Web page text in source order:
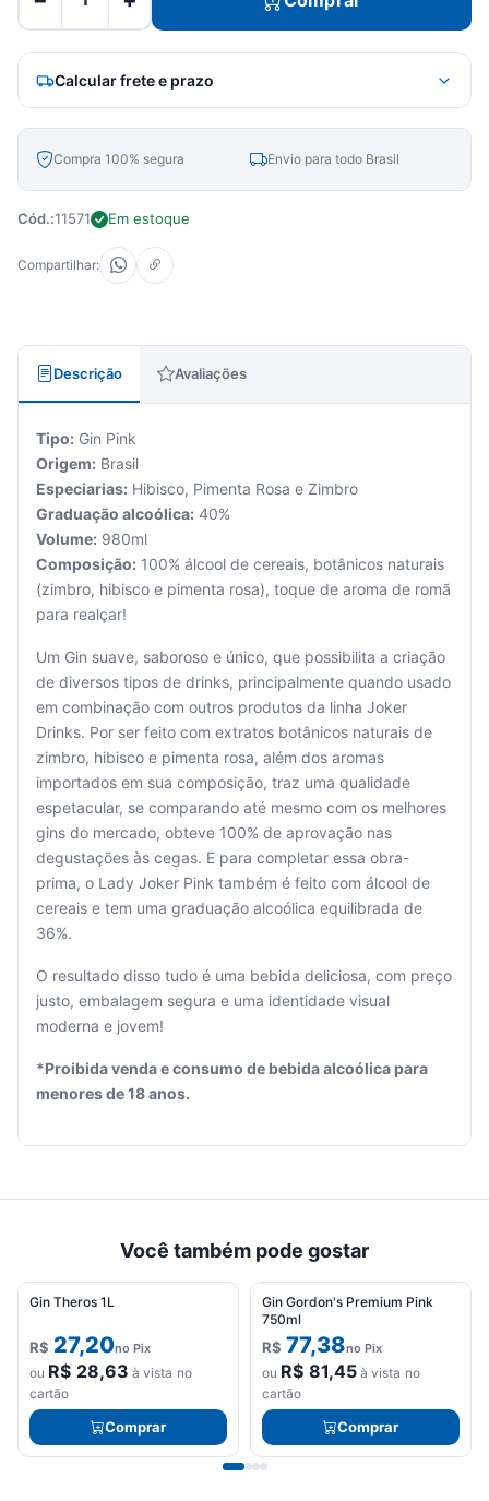
Seu
carrinho
está
vazio.
Adicione
para
começar.
Calcular frete e prazo
Compra 100% segura Envio para todo Brasil
Cód.:11571 Em estoque
Compartilhar:
Descrição Avaliações
Tipo: Gin Pink
Origem: Brasil
Especiarias: Hibisco, Pimenta Rosa e Zimbro
Graduação alcoólica: 40%
Volume: 980ml
Composição: 100% álcool de cereais, botânicos naturais
(zimbro, hibisco e pimenta rosa), toque de aroma de romã
para realçar!
Um Gin suave, saboroso e único, que possibilita a criação
de diversos tipos de drinks, principalmente quando usado
em combinação com outros produtos da linha Joker
Drinks. Por ser feito com extratos botânicos naturais de
zimbro, hibisco e pimenta rosa, além dos aromas
importados em sua composição, traz uma qualidade
espetacular, se comparando até mesmo com os melhores
gins do mercado, obteve 100% de aprovação nas
degustações às cegas. E para completar essa obra-
prima, o Lady Joker Pink também é feito com álcool de
cereais e tem uma graduação alcoólica equilibrada de
36%.
O resultado disso tudo é uma bebida deliciosa, com preço
justo, embalagem segura e uma identidade visual
moderna e jovem!
*Proibida venda e consumo de bebida alcoólica para
menores de 18 anos.
Você também pode gostar
Gin Theros 1L
R$ 27,20no Pix
ou R$ 28,63 à vista no
cartão
Comprar
Gin Gordon's Premium Pink
750ml
R$ 77,38no Pix
ou R$ 81,45à vista no
cartão
Comprar